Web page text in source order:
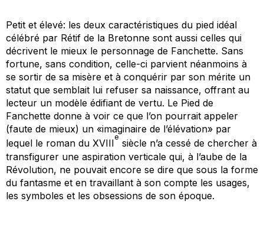
Petit et élevé: les deux caractéristiques du pied idéal
célébré par Rétif de la Bretonne sont aussi celles qui
décrivent le mieux le personnage de Fanchette. Sans
fortune, sans condition, celle-ci parvient néanmoins à
se sortir de sa misère et à conquérir par son mérite un
statut que semblait lui refuser sa naissance, offrant au
lecteur un modèle édifiant de vertu. Le Pied de
Fanchette donne à voir ce que l’on pourrait appeler
(faute de mieux) un «imaginaire de l’élévation» par
lequel le roman du XVIII
e
siècle n’a cessé de chercher à
transfigurer une aspiration verticale qui, à l’aube de la
Révolution, ne pouvait encore se dire que sous la forme
du fantasme et en travaillant à son compte les usages,
les symboles et les obsessions de son époque.